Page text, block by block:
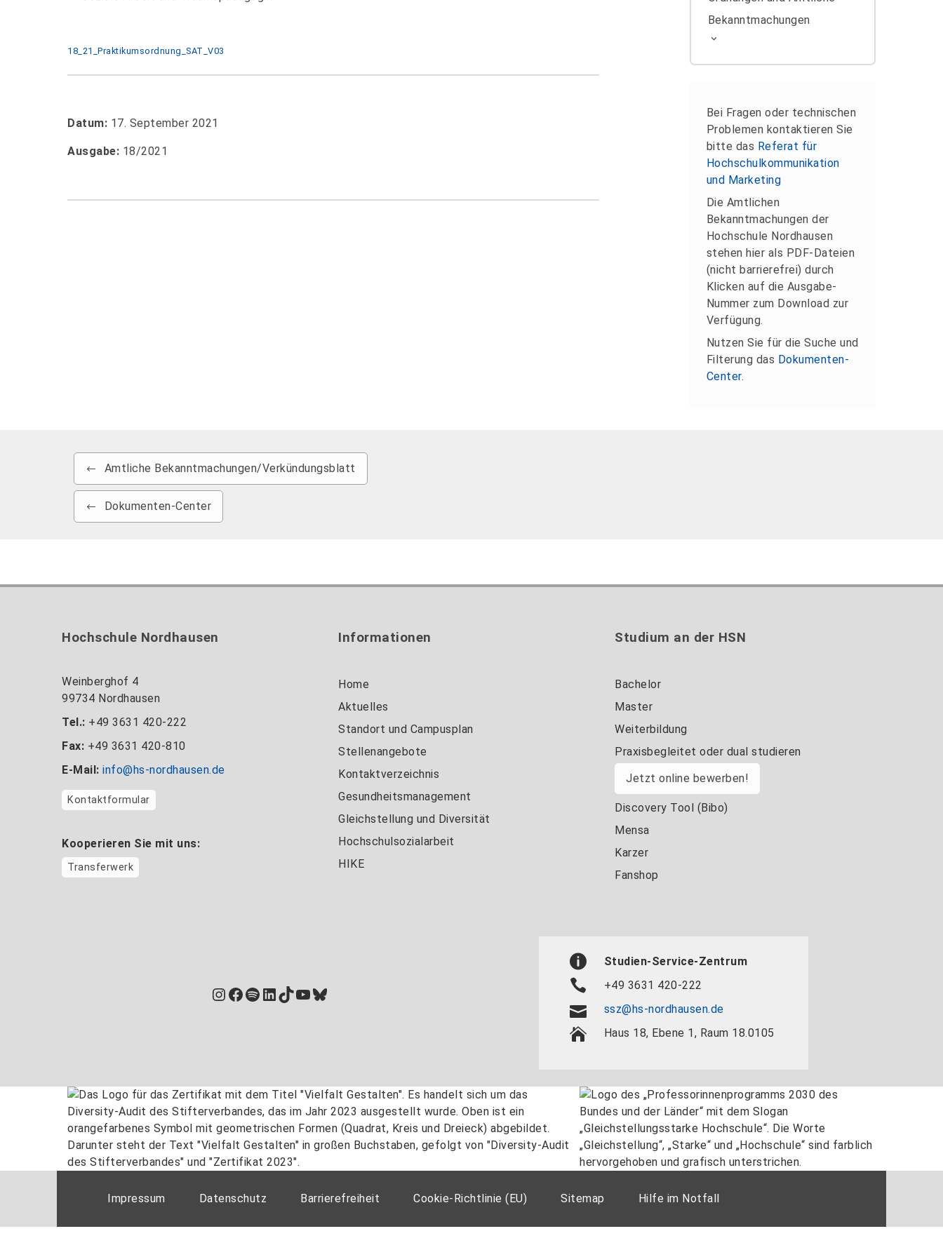
18_21_Praktikumsordnung_SAT_V03
Datum: 17. September 2021
Ausgabe: 18/2021
Bekanntmachungen
Bei Fragen oder technischen
Problemen kontaktieren Sie
bitte das Referat für
Hochschulkommunikation
und Marketing
Die Amtlichen
Bekanntmachungen der
Hochschule Nordhausen
stehen hier als PDF-Dateien
(nicht barrierefrei) durch
Klicken auf die Ausgabe-
Nummer zum Download zur
Verfügung.
Nutzen Sie für die Suche und
Filterung das Dokumenten-
Center.
Amtliche Bekanntmachungen/Verkündungsblatt
Dokumenten-Center
Hochschule Nordhausen
Weinberghof 4
99734 Nordhausen
Tel.: +49 3631 420-222
Fax: +49 3631 420-810
E-Mail: info@hs-nordhausen.de
Kontaktformular
Kooperieren Sie mit uns:
Transferwerk
Informationen
Home
Aktuelles
Standort und Campusplan
Stellenangebote
Kontaktverzeichnis
Gesundheitsmanagement
Gleichstellung und Diversität
Hochschulsozialarbeit
HIKE
Studium an der HSN
Bachelor
Master
Weiterbildung
Praxisbegleitet oder dual studieren
Jetzt online bewerben!
Discovery Tool (Bibo)
Mensa
Karzer
Fanshop
Instagram
Facebook
Spotify
LinkedIn
TikTok
YouTube
Bluesky
Studien-Service-Zentrum
+49 3631 420-222
ssz@hs-nordhausen.de
Haus 18, Ebene 1, Raum 18.0105
Impressum Datenschutz Barrierefreiheit Cookie-Richtlinie (EU) Sitemap Hilfe im Notfall